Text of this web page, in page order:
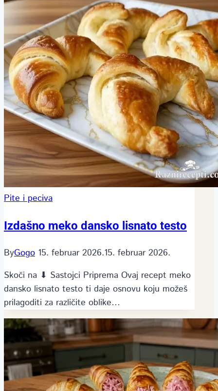
Pite i peciva
Izdašno meko dansko lisnato testo
ByGogo 15. februar 2026.15. februar 2026.
Skoči na ⬇ Sastojci Priprema Ovaj recept meko
dansko lisnato testo ti daje osnovu koju možeš
prilagoditi za različite oblike…